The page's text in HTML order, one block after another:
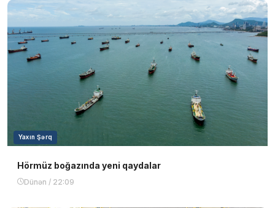
Yaxın Şərq
Hörmüz boğazında yeni qaydalar
Dünən / 22:09